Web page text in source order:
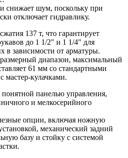
снижает шум, поскольку при
отключает гидравлику.
137 т, что гарантирует
до 1 1/2" и 1 1/4" для
в зависимости от арматуры.
диапазон, максимальный
61 мм со стандартными
мастер-кулачками.
панелью управления,
и мелкосерийного
опции, включая ножную
механический задний
базу и стойку с системой